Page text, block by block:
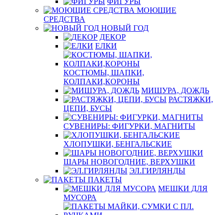
МОЮЩИЕ
СРЕДСТВА
НОВЫЙ ГОД
ДЕКОР
ЕЛКИ
КОСТЮМЫ, ШАПКИ,
КОЛПАКИ,КОРОНЫ
МИШУРА, ДОЖДЬ
РАСТЯЖКИ,
ЦЕПИ, БУСЫ
СУВЕНИРЫ: ФИГУРКИ, МАГНИТЫ
ХЛОПУШКИ, БЕНГАЛЬСКИЕ
ШАРЫ НОВОГОДНИЕ, ВЕРХУШКИ
ЭЛ.ГИРЛЯНДЫ
ПАКЕТЫ
МЕШКИ ДЛЯ
МУСОРА